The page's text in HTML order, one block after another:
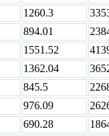
1260.3
894.01
1551.52
1362.04
845.5
976.09
690.28